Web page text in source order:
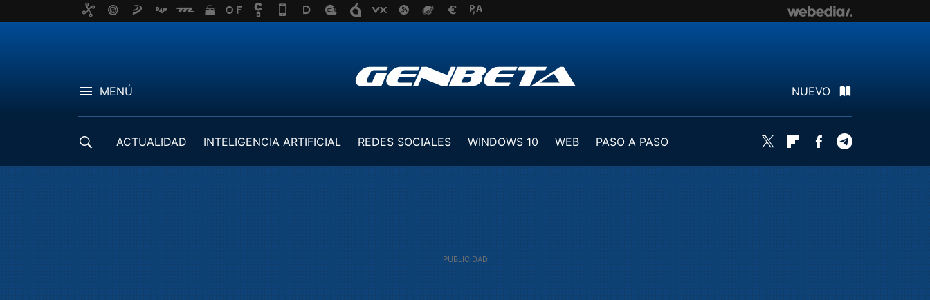
MENÚ NUEVO
ACTUALIDAD INTELIGENCIA ARTIFICIAL REDES SOCIALES WINDOWS 10 WEB
PASO A PASO
Twitter FlipboardFacebook